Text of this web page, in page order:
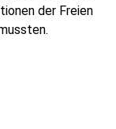
der Freien